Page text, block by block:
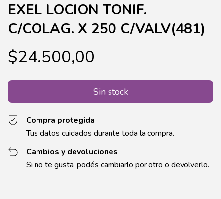
EXEL LOCION TONIF.
C/COLAG. X 250 C/VALV(481)
$24.500,00
Compra protegida
Tus datos cuidados durante toda la compra.
Cambios y devoluciones
Si no te gusta, podés cambiarlo por otro o devolverlo.